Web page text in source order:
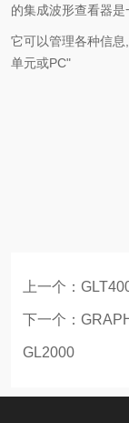
的集成波形查看器是
它可以管理各种信
单元或PC"
上一个：
下一个：
GL2000